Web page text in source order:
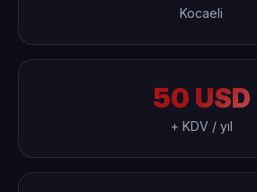
Kocaeli
50 USD
+ KDV / yıl